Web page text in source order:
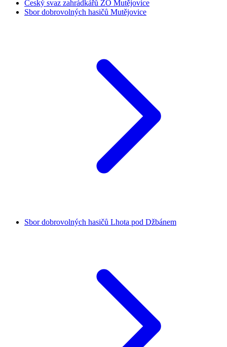
Český svaz zahrádkářů ZO Mutějovice
Sbor dobrovolných hasičů Mutějovice
Sbor dobrovolných hasičů Lhota pod Džbánem